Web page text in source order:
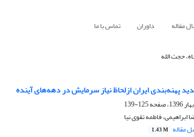
مقاله داوران تماس با ما
حجت الله
پهنه‌بندی ایران ازلحاظ نیاز سرمایش در دهه‌های آینده
125-139
ابراهیمی، فاطمه تقوی نیا
مقاله 1.43 M